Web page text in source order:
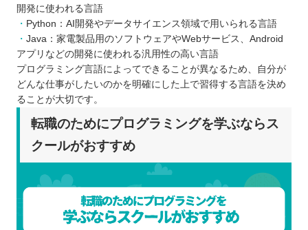
開発に使われる言語
Python：AI開発やデータサイエンス領域で用いられる言語
Java：家電製品用のソフトウェアやWebサービス、Android
アプリなどの開発に使われる汎用性の高い言語
プログラミング言語によってできることが異なるため、自分が
どんな仕事がしたいのかを明確にした上で習得する言語を決め
ることが大切です。
転職のためにプログラミングを学ぶならス
クールがおすすめ